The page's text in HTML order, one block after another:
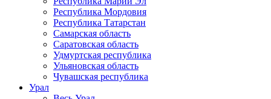
Республика Мордовия
Республика Татарстан
Самарская область
Саратовская область
Удмуртская республика
Ульяновская область
Чувашская республика
Урал